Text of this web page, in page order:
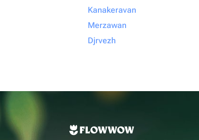
Kanakeravan
Merzawan
Djrvezh